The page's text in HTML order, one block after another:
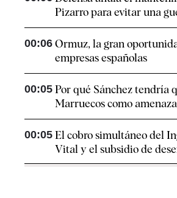
Pizarro para evitar una
00:06 Ormuz, la gran
empresas españolas
00:05 Por qué Sánchez tendría
Marruecos como
00:05 El cobro simultáneo del
Vital y el subsidio de